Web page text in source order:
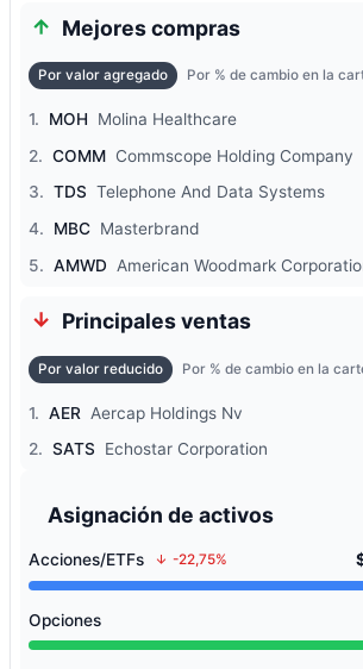
Mejores compras
Por valor agregado Por % de cambio en la
1. MOH Molina Healthcare
2. COMM Commscope Holding Company
3. TDS Telephone And Data Systems
4.
MBC Masterbrand
5. AMWD American Woodmark
Principales ventas
Por valor reducido Por % de cambio en la
1. AER Aercap Holdings Nv
2. SATS Echostar Corporation
Asignación de activos
Acciones/ETFs -22,75%
Opciones